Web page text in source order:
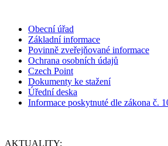
Obecní úřad
Základní informace
Povinně zveřejňované informace
Ochrana osobních údajů
Czech Point
Dokumenty ke stažení
Úřední deska
Informace poskytnuté dle zákona č.
AKTUALITY: